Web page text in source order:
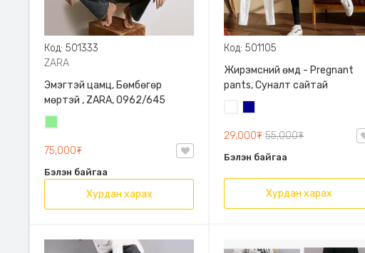
Код: 501333
ZARA
Эмэгтэй цамц, Бөмбөгөр
мөртэй , ZARA, 0962/645
75,000₮
Бэлэн байгаа
Хурдан харах
Код: 501105
Жирэмсний өмд - Pregnant
pants, Суналт сайтай
29,000₮55,000₮
Бэлэн байгаа
Хурдан харах